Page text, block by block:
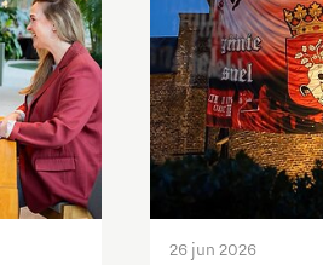
26 jun 2026